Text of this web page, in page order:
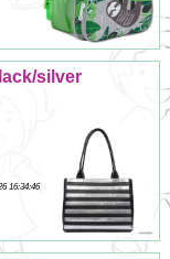
silver
16:34:46